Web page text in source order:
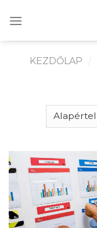
KEZDŐLAP /